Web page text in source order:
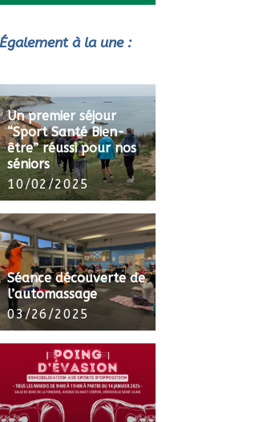
Également à la une :
Un premier séjour
“Sport Santé Bien-
être” réussi pour nos
séniors
10/02/2025
Séance découverte de
l’automassage
03/26/2025